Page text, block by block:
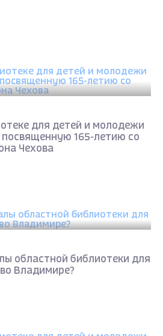
для детей и молодежи
посвященную 165-летию со
Чехова
областной библиотеки для
Владимире?